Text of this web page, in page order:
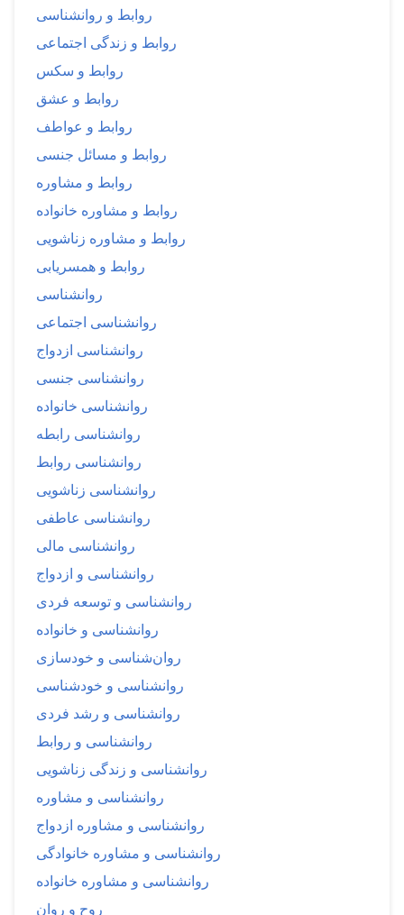
روابط و روانشناسی
روابط و زندگی اجتماعی
روابط و سکس
روابط و عشق
روابط و عواطف
روابط و مسائل جنسی
روابط و مشاوره
روابط و مشاوره خانواده
روابط و مشاوره زناشویی
روابط و همسریابی
روانشناسی
روانشناسی اجتماعی
روانشناسی ازدواج
روانشناسی جنسی
روانشناسی خانواده
روانشناسی رابطه
روانشناسی روابط
روانشناسی زناشویی
روانشناسی عاطفی
روانشناسی مالی
روانشناسی و ازدواج
روانشناسی و توسعه فردی
روانشناسی و خانواده
روان‌شناسی و خودسازی
روانشناسی و خودشناسی
روانشناسی و رشد فردی
روانشناسی و روابط
روانشناسی و زندگی زناشویی
روانشناسی و مشاوره
روانشناسی و مشاوره ازدواج
روانشناسی و مشاوره خانوادگی
روانشناسی و مشاوره خانواده
روح و روان